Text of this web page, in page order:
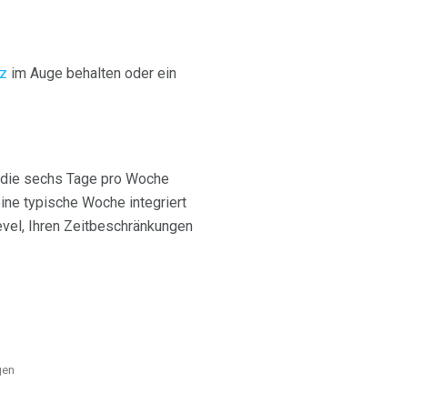
im Auge behalten oder ein
sechs Tage pro Woche
typische Woche integriert
Ihren Zeitbeschränkungen